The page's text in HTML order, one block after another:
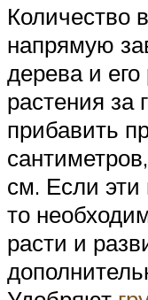
Количество
напрямую
дерева и
растения за
прибавить
см. Если эти
то
расти и